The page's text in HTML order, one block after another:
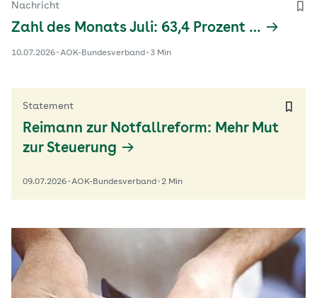
Nachricht
Zahl des Monats Juli: 63,4 Prozent …
10.07.2026 AOK-Bundesverband 3 Min
Statement
Reimann zur Notfallreform: Mehr Mut
zur Steuerung
09.07.2026 AOK-Bundesverband 2 Min